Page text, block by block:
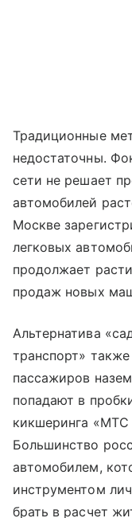
Традиционные
недостаточны.
сети не решает
автомобилей
Москве
легковых
продолжает
продаж новых
Альтернатива
транспорт»
пассажиров
попадают в
кикшеринга «МТС
Большинство
автомобилем,
инструментом
брать в расчет